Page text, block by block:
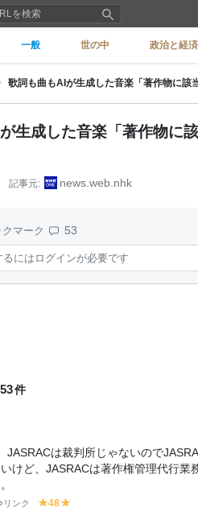
一般 世の中 政治と経済
歌詞も曲もAIが生成した音楽「著作物に
生成した音楽「著作物に
記事元: news.web.nhk
マーク 53
るにはログインが必要です
53件
JASRACは裁判所じゃないので
けど、JASRACは著作権管理代行
リンク
y
48